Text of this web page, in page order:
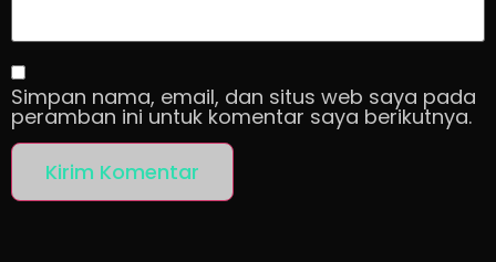
Simpan nama, email, dan situs web saya pada
peramban ini untuk komentar saya berikutnya.